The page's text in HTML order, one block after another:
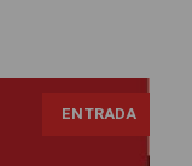
ENTRADA